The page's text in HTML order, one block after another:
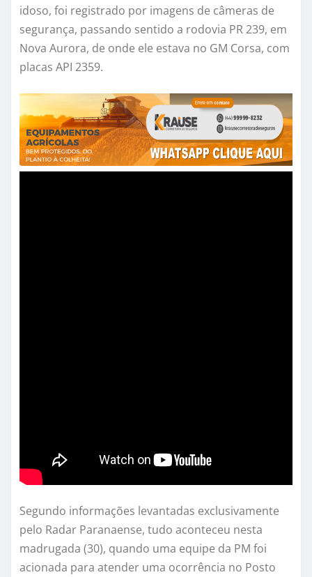
idoso, foi registrado por imagens de câmeras de
segurança, passando sentido a rodovia PR 239, em
Nova Aurora, de onde ele estava no GM Corsa, com
placas API 2359.
Segundo informações levantadas exclusivamente
pelo Radar Paranaense, tudo aconteceu nesta
madrugada (30), quando uma equipe da PM foi
acionada para atender uma ocorrência no Posto